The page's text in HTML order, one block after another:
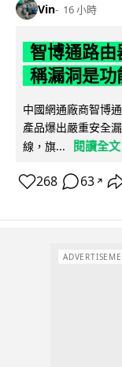
Vin 16 小時
智博通路由
稱漏洞是功
中國網通廠商智博
產品爆出嚴重安全
線，旗...
閱讀全文
268 63 ↗